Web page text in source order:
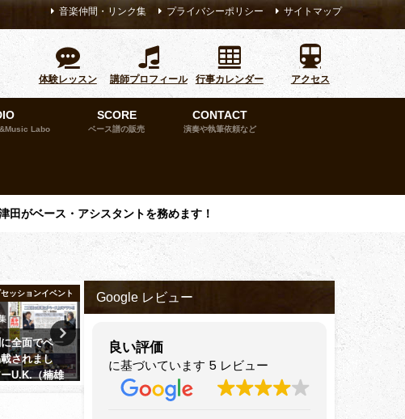
音楽仲間・リンク集 プライバシーポリシー サイトマップ
体験レッスン 講師プロフィール 行事カレンダー アクセス
Labo
SCORE
ベース譜の販売
CONTACT
演奏や執筆依頼など
がベース・アシスタントを務めます！
ッションイベント
全面でベー
されまし
U.K.（楠雄
ライブセッションイベント
【告知】新潟ジャズストリート
2026出演＆自主企画ジャムセッ
ション開催！ ​
2026年7月1日
ライブセッション
津田ベース教室15周年イベ
大盛況満員御礼 にて終了し
2025年3月10日
Google レビュー
良い評価
に基づいています 5 レビュー